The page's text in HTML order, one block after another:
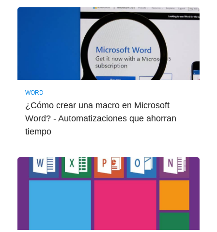
WORD
¿Cómo crear una macro en Microsoft
Word? - Automatizaciones que ahorran
tiempo